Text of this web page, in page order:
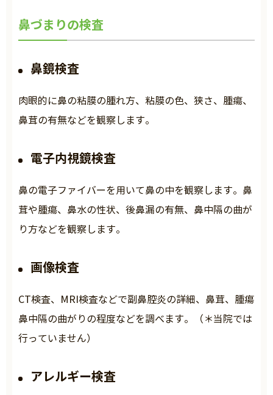
鼻づまりの検査
鼻鏡検査
肉眼的に鼻の粘膜の腫れ方、粘膜の色、狭さ、腫瘍、
鼻茸の有無などを観察します。
電子内視鏡検査
鼻の電子ファイバーを用いて鼻の中を観察します。鼻
茸や腫瘍、鼻水の性状、後鼻漏の有無、鼻中隔の曲が
り方などを観察します。
画像検査
CT検査、MRI検査などで副鼻腔炎の詳細、鼻茸、腫瘍
鼻中隔の曲がりの程度などを調べます。（＊当院では
行っていません）
アレルギー検査